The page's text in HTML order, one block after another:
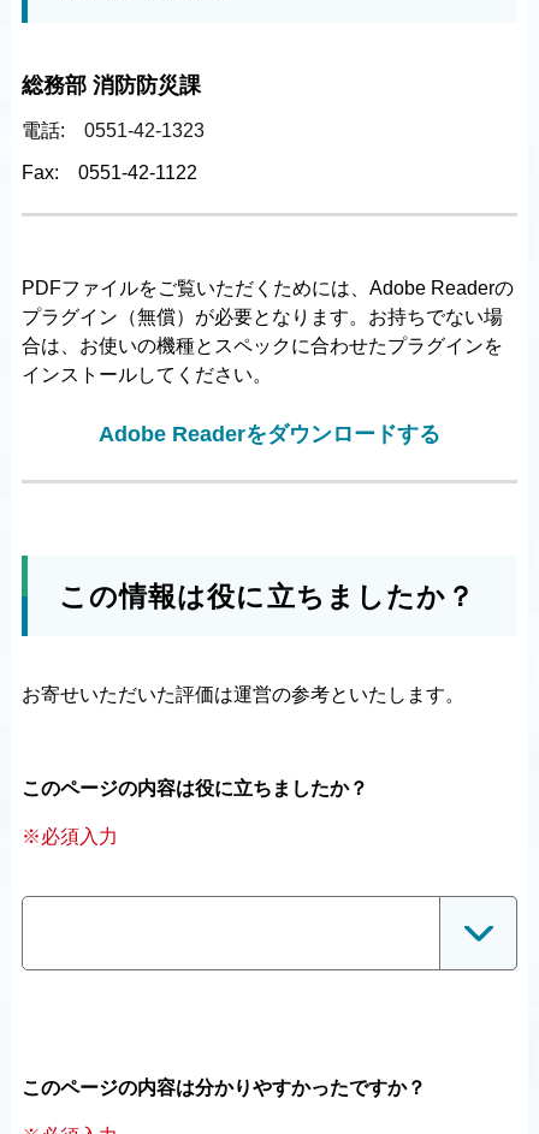
総務部 消防防災課
電話: 0551-42-1323
Fax: 0551-42-1122
PDFファイルをご覧いただくためには、Adobe Readerの
プラグイン（無償）が必要となります。お持ちでない場
合は、お使いの機種とスペックに合わせたプラグインを
インストールしてください。
Adobe Readerをダウンロードする
この情報は役に立ちましたか？
お寄せいただいた評価は運営の参考といたします。
このページの内容は役に立ちましたか？
※必須入力
このページの内容は分かりやすかったですか？